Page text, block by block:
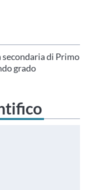
di Primo
grado